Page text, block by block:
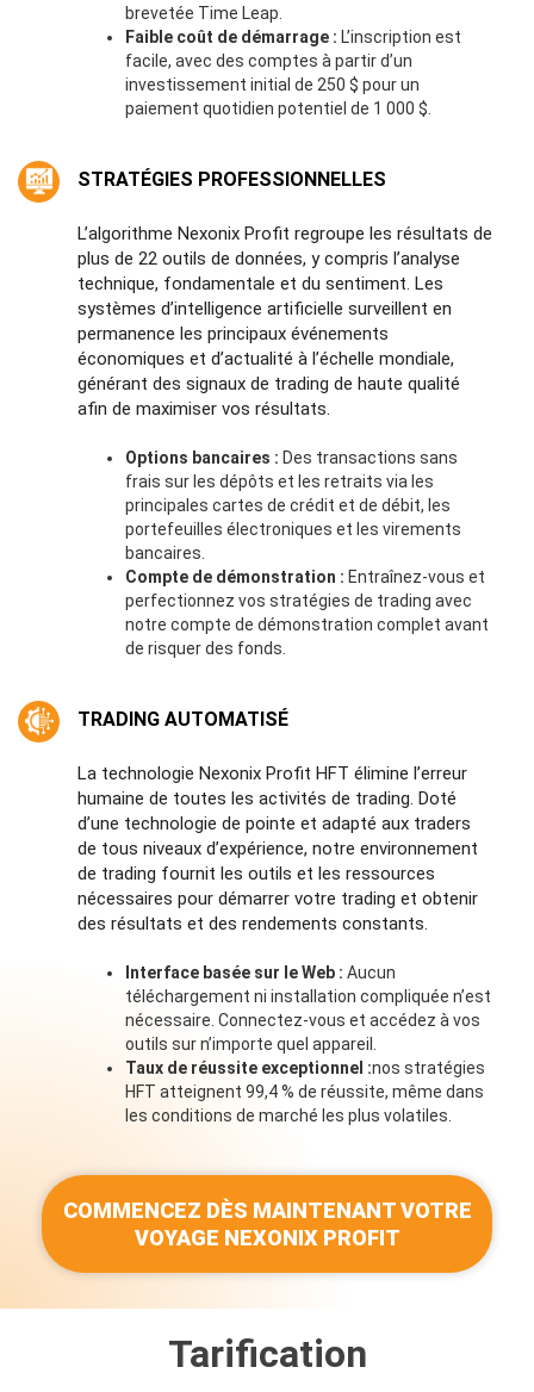
TRADING AUTOMATISÉ
La technologie Nexonix Profit HFT élimine l’erreur
humaine de toutes les activités de trading. Doté
d’une technologie de pointe et adapté aux traders
de tous niveaux d’expérience, notre environnement
de trading fournit les outils et les ressources
nécessaires pour démarrer votre trading et obtenir
des résultats et des rendements constants.
Interface basée sur le Web : Aucun
téléchargement ni installation compliquée n’est
nécessaire. Connectez-vous et accédez à vos
outils sur n’importe quel appareil.
Taux de réussite exceptionnel :nos stratégies
HFT atteignent 99,4 % de réussite, même dans
les conditions de marché les plus volatiles.
STRATÉGIES PROFESSIONNELLES
L’algorithme Nexonix Profit regroupe les résultats de
plus de 22 outils de données, y compris l’analyse
technique, fondamentale et du sentiment. Les
systèmes d’intelligence artificielle surveillent en
permanence les principaux événements
économiques et d’actualité à l’échelle mondiale,
générant des signaux de trading de haute qualité
afin de maximiser vos résultats.
Options bancaires : Des transactions sans
frais sur les dépôts et les retraits via les
principales cartes de crédit et de débit, les
portefeuilles électroniques et les virements
bancaires.
Compte de démonstration : Entraînez-vous et
perfectionnez vos stratégies de trading avec
notre compte de démonstration complet avant
de risquer des fonds.
brevetée Time Leap.
Faible coût de démarrage : L’inscription est
facile, avec des comptes à partir d’un
investissement initial de 250 $ pour un
paiement quotidien potentiel de 1 000 $.
COMMENCEZ DÈS MAINTENANT VOTRE
VOYAGE NEXONIX PROFIT
Tarification